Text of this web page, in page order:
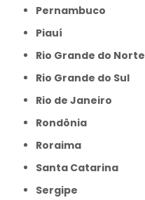
Pernambuco
Piauí
Rio Grande do Norte
Rio Grande do Sul
Rio de Janeiro
Rondônia
Roraima
Santa Catarina
Sergipe